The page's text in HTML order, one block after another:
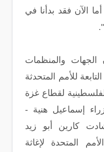
الآن فقد بدأنا في
الجهات والمنظمات
للأمم المتحدثة
لقطاع غزة
إسماعيل هنية -
كارين أبو زيد
المتحدة لإغاثة